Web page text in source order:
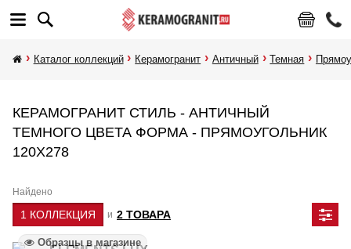
Каталог коллекций Керамогранит Античный Темная
КЕРАМОГРАНИТ СТИЛЬ - АНТИЧНЫЙ
ТЕМНОГО ЦВЕТА ФОРМА - ПРЯМОУГОЛЬНИК
120Х278
Найдено
1 КОЛЛЕКЦИЯ и 2 ТОВАРА
Образцы в магазине